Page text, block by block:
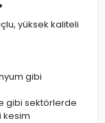
yüksek kaliteli
gibi
gibi sektörlerde
kesim